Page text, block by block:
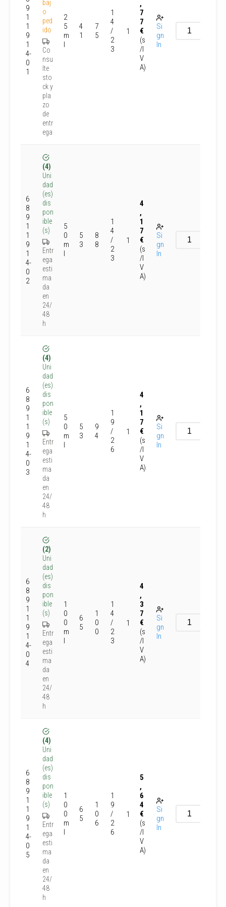
9
1
1
9
1
4-
0
1
baj
o
ped
ido
Co
nsu
lte
sto
ck y
pla
zo
de
entr
ega
2
5
m
l
4
1
7
5
1
4
/
2
3
1
,
7
7
€
(s
/I
V
A)
Si
gn
In
6
8
9
1
1
9
1
4-
0
2
(4)
Uni
dad
(es)
dis
pon
ible
(s)
Entr
ega
esti
ma
da
en
24/
48
h
5
0
m
l
5
3
8
8
1
4
/
2
3
1
4
,
1
7
€
(s
/I
V
A)
Si
gn
In
6
8
9
1
1
9
1
4-
0
3
(4)
Uni
dad
(es)
dis
pon
ible
(s)
Entr
ega
esti
ma
da
en
24/
48
h
5
0
m
l
5
3
9
4
1
9
/
2
6
1
4
,
1
7
€
(s
/I
V
A)
Si
gn
In
6
8
9
1
1
9
1
4-
0
4
(2)
Uni
dad
(es)
dis
pon
ible
(s)
Entr
ega
esti
ma
da
en
24/
48
h
1
0
0
m
l
6
5
1
0
0
1
4
/
2
3
1
4
,
3
7
€
(s
/I
V
A)
Si
gn
In
6
8
9
1
1
9
1
4-
0
5
(4)
Uni
dad
(es)
dis
pon
ible
(s)
Entr
ega
esti
ma
da
en
24/
48
h
1
0
0
m
l
6
5
1
0
6
1
9
/
2
6
1
5
,
6
4
€
(s
/I
V
A)
Si
gn
In